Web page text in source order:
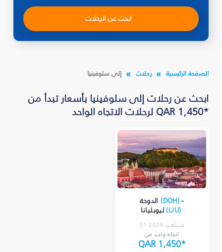
ابحث عن الرحلات
الصفحة الرئيسية رحلات إلى سلوفينيا
ابحث عن رحلات إلى سلوفينيا بأسعار تبدأ من
*QAR 1,450 لرحلات الاتجاه الواحد
الدوحة (DOH) -
ليوبليانا (LJU)
01 سبتمبر 2026
اتجاه واحد من
QAR 1,450*